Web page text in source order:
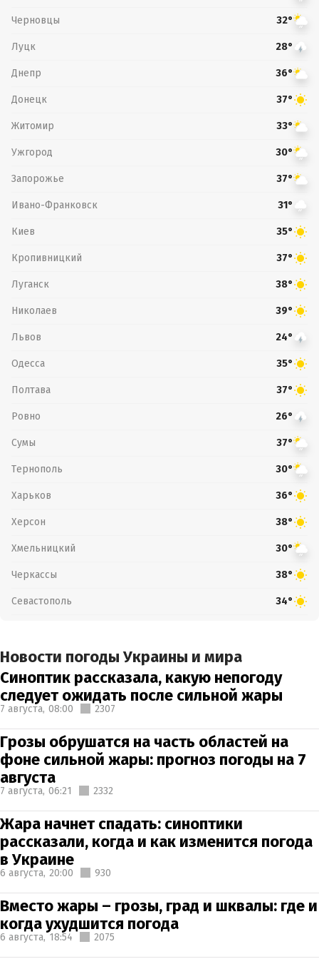
Черновцы 32°
Луцк 28°
Днепр 36°
Донецк 37°
Житомир 33°
Ужгород 30°
Запорожье 37°
Ивано-Франковск 31°
Киев 35°
Кропивницкий 37°
Луганск 38°
Николаев 39°
Львов 24°
Одесса 35°
Полтава 37°
Ровно 26°
Сумы 37°
Тернополь 30°
Харьков 36°
Херсон 38°
Хмельницкий 30°
Черкассы 38°
Севастополь 34°
Новости погоды Украины и мира
Синоптик рассказала, какую непогоду
следует ожидать после сильной жары
7 августа, 08:00 2307
Грозы обрушатся на часть областей на
фоне сильной жары: прогноз погоды на 7
августа
7 августа, 06:21 2332
Жара начнет спадать: синоптики
рассказали, когда и как изменится погода
в Украине
6 августа, 20:00 930
Вместо жары – грозы, град и шквалы: где и
когда ухудшится погода
6 августа, 18:54 2075